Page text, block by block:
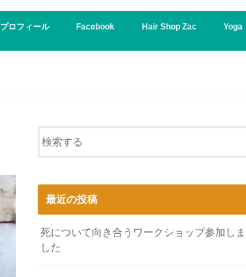
プロフィール Facebook Hair Shop Zac Yoga
インド
哲学
最近の投稿
死について向き合うワークショップ参加しま
した